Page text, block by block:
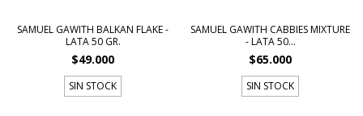
SAMUEL GAWITH BALKAN FLAKE -
LATA 50 GR.
$49.000
SIN STOCK
SAMUEL GAWITH CABBIES MIXTURE
- LATA 50...
$65.000
SIN STOCK